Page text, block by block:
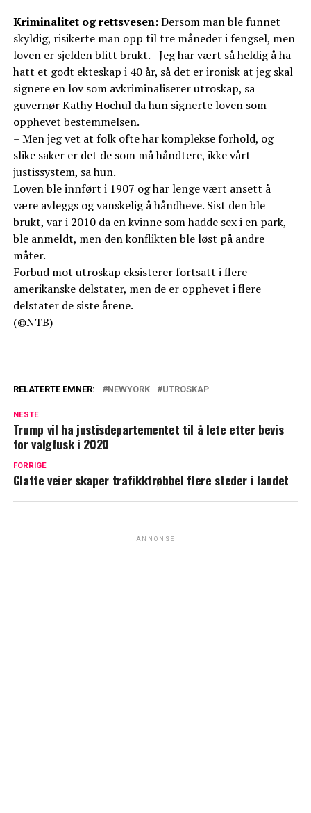
Kriminalitet og rettsvesen: Dersom man ble funnet
skyldig, risikerte man opp til tre måneder i fengsel, men
loven er sjelden blitt brukt.– Jeg har vært så heldig å ha
hatt et godt ekteskap i 40 år, så det er ironisk at jeg skal
signere en lov som avkriminaliserer utroskap, sa
guvernør Kathy Hochul da hun signerte loven som
opphevet bestemmelsen.
– Men jeg vet at folk ofte har komplekse forhold, og
slike saker er det de som må håndtere, ikke vårt
justissystem, sa hun.
Loven ble innført i 1907 og har lenge vært ansett å
være avleggs og vanskelig å håndheve. Sist den ble
brukt, var i 2010 da en kvinne som hadde sex i en park,
ble anmeldt, men den konflikten ble løst på andre
måter.
Forbud mot utroskap eksisterer fortsatt i flere
amerikanske delstater, men de er opphevet i flere
delstater de siste årene.
(©NTB)
RELATERTE EMNER: NEWYORK UTROSKAP
NESTE
Trump vil ha justisdepartementet til å lete etter bevis
for valgfusk i 2020
FORRIGE
Glatte veier skaper trafikktrøbbel flere steder i landet
ANNONSE